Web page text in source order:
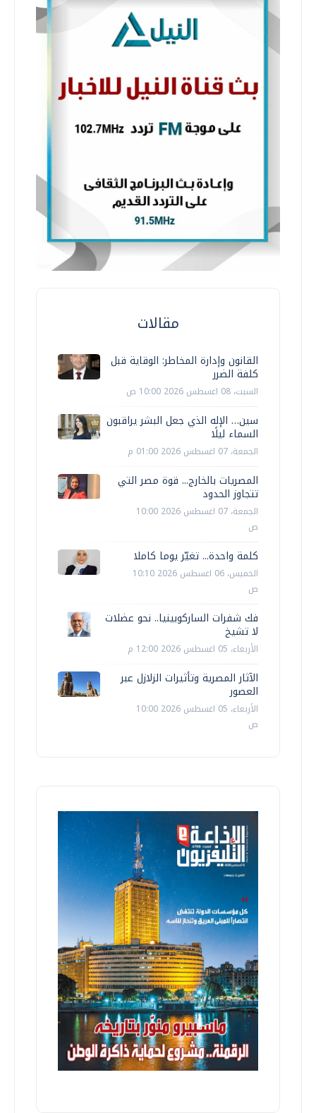
مقالات
القانون وإدارة المخاطر: الوقاية قبل
كلفة الضرر
السبت، 08 اغسطس 2026 10:00 ص
سين… الإله الذي جعل البشر يراقبون
السماء ليلًا
الجمعة، 07 اغسطس 2026 01:00 م
المصريات بالخارج... قوة مصر التي
تتجاوز الحدود
الجمعة، 07 اغسطس 2026 10:00
ص
كلمة واحدة... تغيّر يوما كاملا
الخميس، 06 اغسطس 2026 10:10
ص
فك شفرات الساركوبينيا.. نحو عضلات
لا تشيخ
الأربعاء، 05 اغسطس 2026 12:00 م
الآثار المصرية وتأثيرات الزلازل عبر
العصور
الأربعاء، 05 اغسطس 2026 10:00
ص